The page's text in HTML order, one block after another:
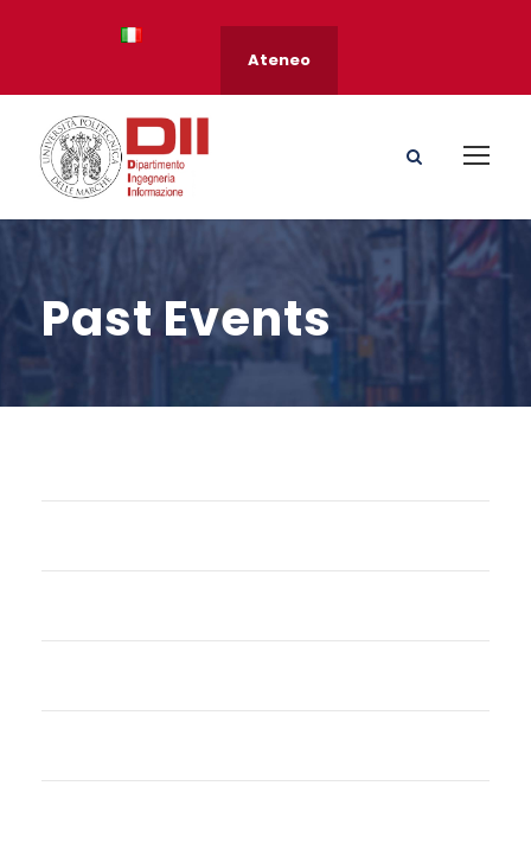
Ateneo
Past Events